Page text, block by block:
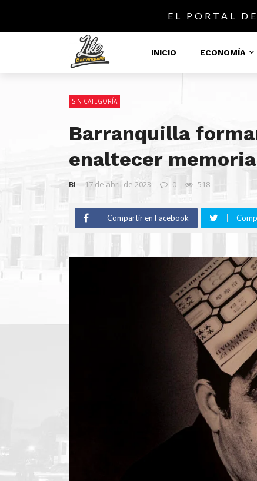
EL PORTAL
INICIO ECONOMÍA
SIN CATEGORÍA
Barranquilla
enaltecer
BI 17 de abril de 2023 0 518
Compartir en Facebook